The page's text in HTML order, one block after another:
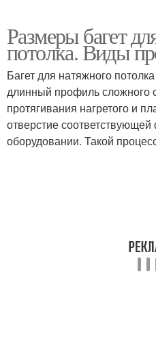
Угловой багет
Профиль для натяжного
потолка
Багет для гарпунного
Размеры багет
потолка. Виды
Багет для натяжного
длинный профиль сложного
протягивания нагретого и
отверстие
оборудовании. Такой